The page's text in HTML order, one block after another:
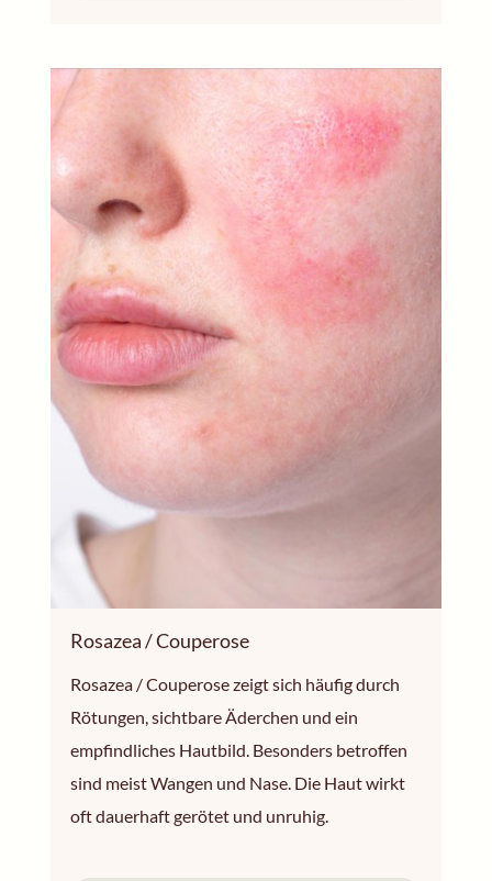
Rosazea / Couperose
Rosazea / Couperose zeigt sich häufig durch
Rötungen, sichtbare Äderchen und ein
empfindliches Hautbild. Besonders betroffen
sind meist Wangen und Nase. Die Haut wirkt
oft dauerhaft gerötet und unruhig.